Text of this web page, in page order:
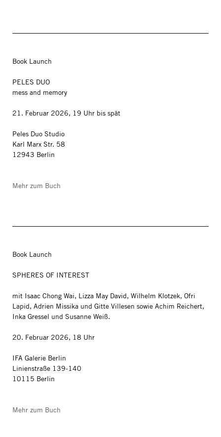
Book Launch
PELES DUO
mess and memory
21. Februar 2026, 19 Uhr bis spät
Peles Duo Studio
Karl Marx Str. 58
12943 Berlin
Mehr zum Buch
Book Launch
SPHERES OF INTEREST
mit Isaac Chong Wai, Lizza May David, Wilhelm Klotzek, Ofri
Lapid, Adrien Missika und Gitte Villesen sowie Achim Reichert,
Inka Gressel und Susanne Weiß.
20. Februar 2026, 18 Uhr
IFA Galerie Berlin
Linienstraße 139-140
10115 Berlin
Mehr zum Buch